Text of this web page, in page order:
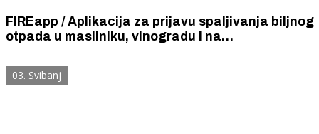
FIREapp / Aplikacija za prijavu spaljivanja biljnog
otpada u masliniku, vinogradu i na
Šibensko-kninske županije
03. Svibanj